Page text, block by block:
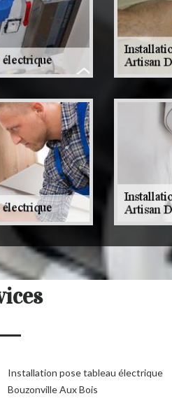
Installation pose tableau électrique
Bouzonville Aux Bois